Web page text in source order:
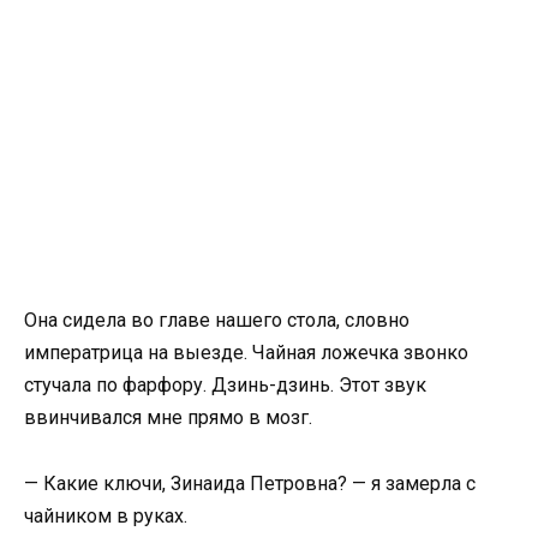
Она сидела во главе нашего стола, словно
императрица на выезде. Чайная ложечка звонко
стучала по фарфору. Дзинь-дзинь. Этот звук
ввинчивался мне прямо в мозг.
— Какие ключи, Зинаида Петровна? — я замерла с
чайником в руках.